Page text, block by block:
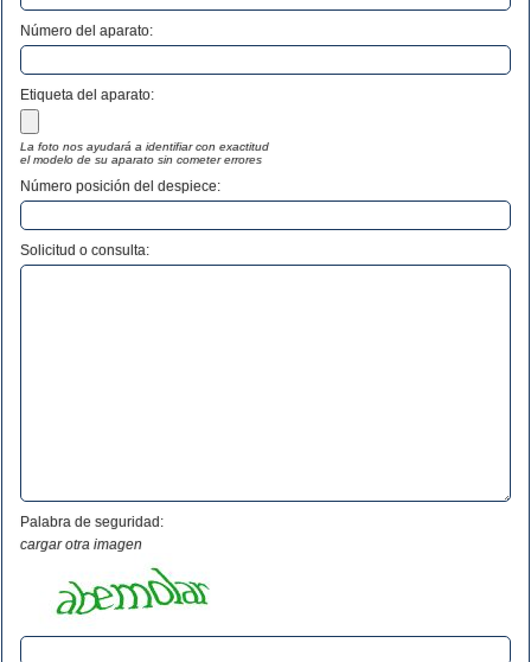
Número del aparato:
Etiqueta del aparato:
La foto nos ayudará a identifiar con exactitud
el modelo de su aparato sin cometer errores
Número posición del despiece:
Solicitud o consulta:
Palabra de seguridad:
cargar otra imagen